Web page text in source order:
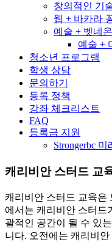
창의적인 기
웹 + 바카라
예술 + 벳네
예술 +
청소년 프로그램
학생 상담
문의하기
등록 정책
강좌 체크리스트
FAQ
등록금 지원
Strongerbc
캐리비안 스터드 교
캐리비안 스터드 교육은
에서는 캐리비안 스터드
괄적인 공간이 될 수 있
니다. 오전에는 캐리비